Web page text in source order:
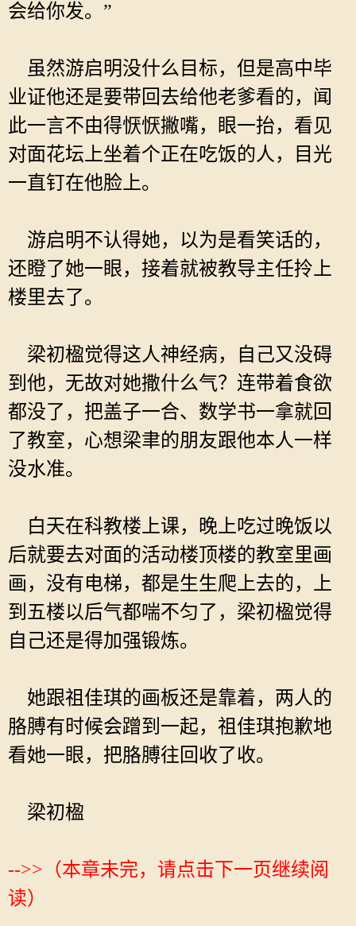
会给你发。”
虽然游启明没什么目标，但是高中毕
业证他还是要带回去给他老爹看的，闻
此一言不由得恹恹撇嘴，眼一抬，看见
对面花坛上坐着个正在吃饭的人，目光
一直钉在他脸上。
游启明不认得她，以为是看笑话的，
还瞪了她一眼，接着就被教导主任拎上
楼里去了。
梁初楹觉得这人神经病，自己又没碍
到他，无故对她撒什么气？连带着食欲
都没了，把盖子一合、数学书一拿就回
了教室，心想梁聿的朋友跟他本人一样
没水准。
白天在科教楼上课，晚上吃过晚饭以
后就要去对面的活动楼顶楼的教室里画
画，没有电梯，都是生生爬上去的，上
到五楼以后气都喘不匀了，梁初楹觉得
自己还是得加强锻炼。
她跟祖佳琪的画板还是靠着，两人的
胳膊有时候会蹭到一起，祖佳琪抱歉地
看她一眼，把胳膊往回收了收。
梁初楹
-->>（本章未完，请点击下一页继续阅
读）